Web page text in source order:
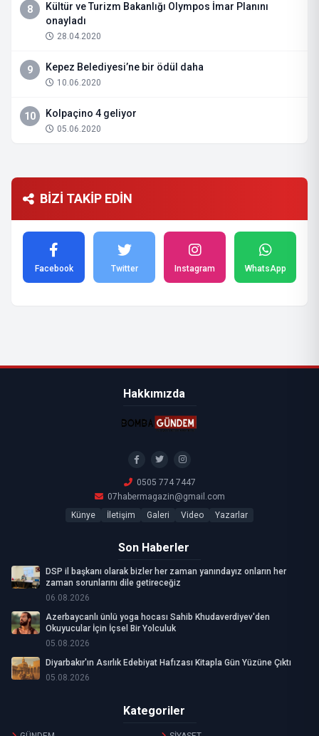
8
Kültür ve Turizm Bakanlığı Olympos İmar Planını
onayladı
28.04.2020
9 Kepez Belediyesi’ne bir ödül daha
10.06.2020
10 Kolpaçino 4 geliyor
05.06.2020
BİZİ TAKİP EDİN
Facebook Twitter Instagram WhatsApp
Hakkımızda
0505 774 7447
07habermagazin@gmail.com
Künye
İletişim Galeri Video Yazarlar
Son Haberler
DSP il başkanı olarak bizler her zaman yanındayız onların her
zaman sorunlarını dile getireceğiz
06.08.2026
Azerbaycanlı ünlü yoga hocası Sahib Khudaverdiyev'den
Okuyucular İçin İçsel Bir Yolculuk
05.08.2026
Diyarbakır'ın Asırlık Edebiyat Hafızası Kitapla Gün Yüzüne Çıktı
05.08.2026
Kategoriler